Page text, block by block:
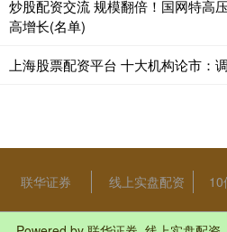
炒股配资交流 规模翻倍！国网特高
高增长(名单)
上海股票配资平台 十大机构论市：
联华证券 线上实盘配资 10